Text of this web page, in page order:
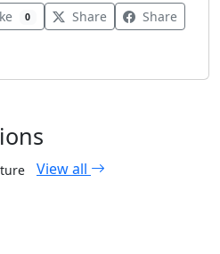
0 Share
Share
View all